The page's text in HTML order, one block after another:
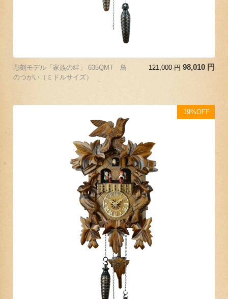
彫刻モデル「家族の絆」 635QMT 鳥
のつがい（ミドルサイズ）
121,000 円 98,010 円
19%OFF